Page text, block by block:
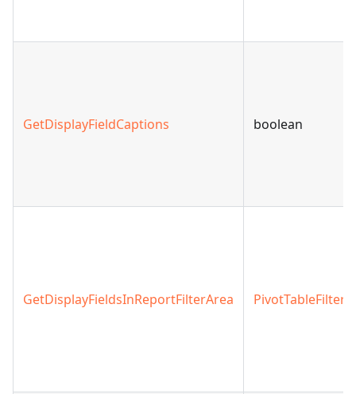
GetDisplayFieldCaptions boolean
GetDisplayFieldsInReportFilterArea